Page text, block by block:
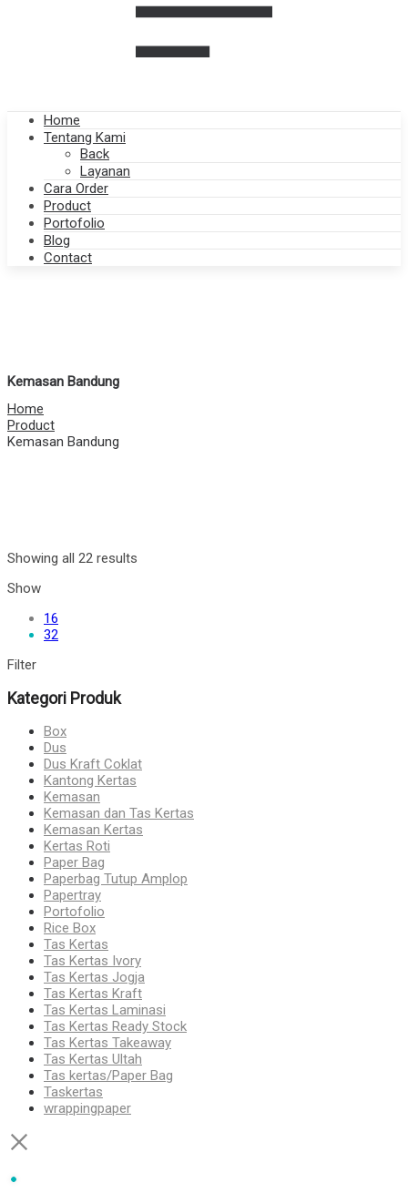
Home
Tentang Kami
Back
Layanan
Cara Order
Product
Portofolio
Blog
Contact
Kemasan Bandung
Home
Product
Kemasan Bandung
Showing all 22 results
Show
16
32
Filter
Kategori Produk
Box
Dus
Dus Kraft Coklat
Kantong Kertas
Kemasan
Kemasan dan Tas Kertas
Kemasan Kertas
Kertas Roti
Paper Bag
Paperbag Tutup Amplop
Papertray
Portofolio
Rice Box
Tas Kertas
Tas Kertas Ivory
Tas Kertas Jogja
Tas Kertas Kraft
Tas Kertas Laminasi
Tas Kertas Ready Stock
Tas Kertas Takeaway
Tas Kertas Ultah
Tas kertas/Paper Bag
Taskertas
wrappingpaper